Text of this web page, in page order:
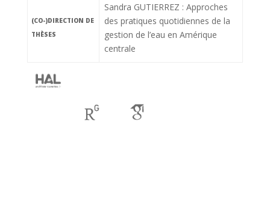
(CO-)DIRECTION DE
THÈSES
Sandra GUTIERREZ : Approches
des pratiques quotidiennes de la
gestion de l’eau en Amérique
centrale